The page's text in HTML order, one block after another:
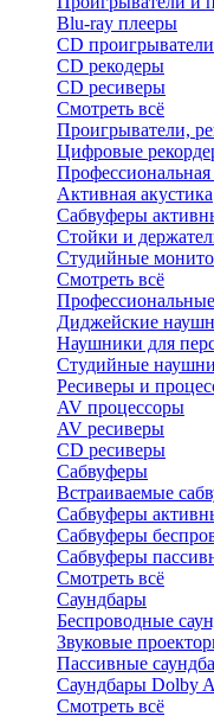
Blu-ray плееры
CD проигрыватели
CD рекодеры
CD ресиверы
Смотреть всё
Проигрыватели,
Цифровые
Профессиональная
Активная акустика
Сабвуферы
Стойки и
Студийные
Смотреть всё
Диджейские
Наушники для
Студийные
Ресиверы и
AV процессоры
AV ресиверы
CD ресиверы
Сабвуферы
Встраиваемые
Сабвуферы
Сабвуферы
Сабвуферы
Смотреть всё
Саундбары
Беспроводные
Звуковые
Пассивные
Саундбары Dolby
Смотреть всё